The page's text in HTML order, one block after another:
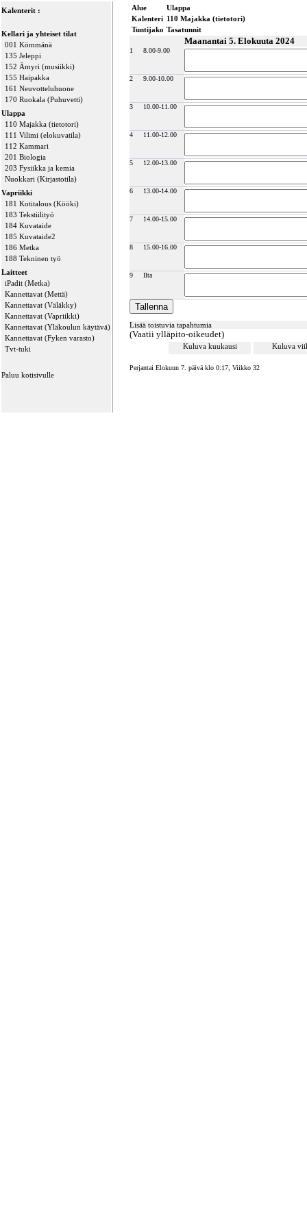
Kalenterit :
Kellari ja yhteiset tilat
001 Kömmänä
135 Jeleppi
152 Ämyri (musiikki)
155 Haipakka
161 Neuvotteluhuone
170 Ruokala (Puhuvetti)
Ulappa
110 Majakka (tietotori)
111 Vilimi (elokuvatila)
112 Kammari
201 Biologia
203 Fysiikka ja kemia
Nuokkari (Kirjastotila)
Vapriikki
181 Kotitalous (Kööki)
183 Tekstiilityö
184 Kuvataide
185 Kuvataide2
186 Metka
188 Tekninen työ
Laitteet
iPadit (Metka)
Kannettavat (Mettä)
Kannettavat (Väläkky)
Kannettavat (Vapriikki)
Kannettavat (Yläkoulun käytävä)
Kannettavat (Fyken varasto)
Tvt-tuki
Paluu kotisivulle
Alue
Ulappa
Kalenteri 110 Majakka (tietotori)
Tuntijako Tasatunnit
Maanantai 5. Elokuuta 2024
1 8.00-9.00
2 9.00-10.00
3 10.00-11.00
4 11.00-12.00
5 12.00-13.00
6 13.00-14.00
7 14.00-15.00
8 15.00-16.00
9 Ilta
Lisää toistuvia tapahtumia
(Vaatii ylläpito-oikeudet)
Kuluva kuukausi Kuluva
Perjantai Elokuun 7. päivä klo 0:17, Viikko 32